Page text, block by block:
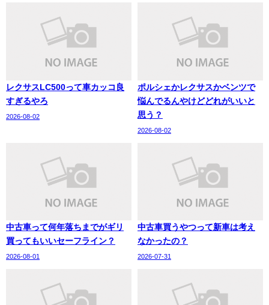
レクサスLC500って車カッコ良
すぎるやろ
2026-08-02
ポルシェかレクサスかベンツで
悩んでるんやけどどれがいいと
思う？
2026-08-02
中古車って何年落ちまでがギリ
買ってもいいセーフライン？
2026-08-01
中古車買うやつって新車は考え
なかったの？
2026-07-31